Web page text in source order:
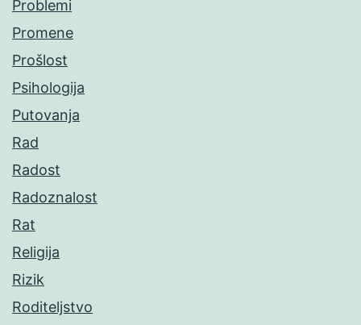
Problemi
Promene
Prošlost
Psihologija
Putovanja
Rad
Radost
Radoznalost
Rat
Religija
Rizik
Roditeljstvo